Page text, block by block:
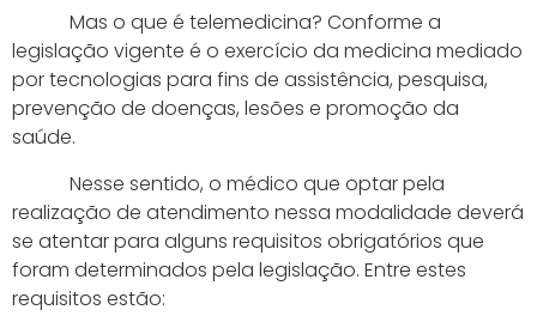
Mas o que é telemedicina? Conforme a
legislação vigente é o exercício da medicina mediado
por tecnologias para fins de assistência, pesquisa,
prevenção de doenças, lesões e promoção da
saúde.
Nesse sentido, o médico que optar pela
realização de atendimento nessa modalidade deverá
se atentar para alguns requisitos obrigatórios que
foram determinados pela legislação. Entre estes
requisitos estão: